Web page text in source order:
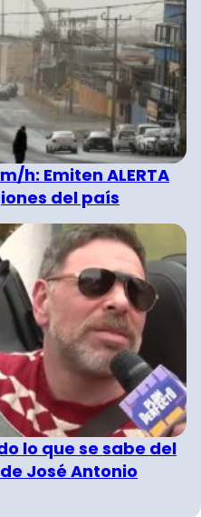
h: Emiten ALERTA
del país
lo que se sabe del
José Antonio